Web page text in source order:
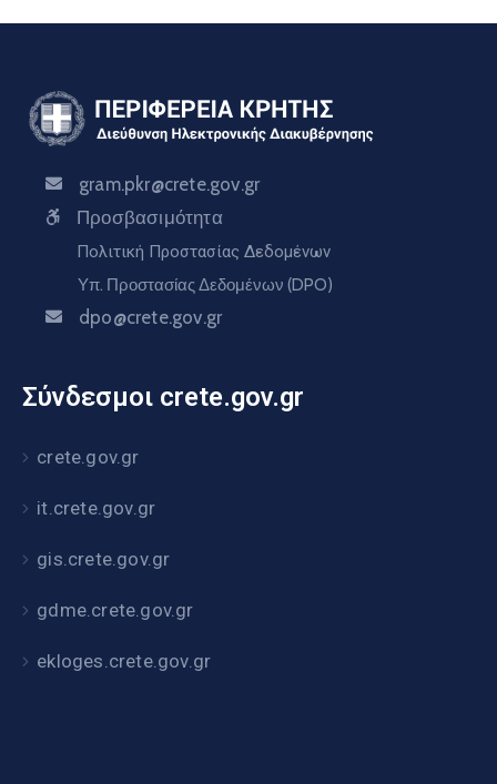
gram.pkr@crete.gov.gr
Προσβασιμότητα
Πολιτική Προστασίας Δεδομένων
Υπ. Προστασίας Δεδομένων (DPO)
dpo@crete.gov.gr
Σύνδεσμοι crete.gov.gr
crete.gov.gr
it.crete.gov.gr
gis.crete.gov.gr
gdme.crete.gov.gr
ekloges.crete.gov.gr